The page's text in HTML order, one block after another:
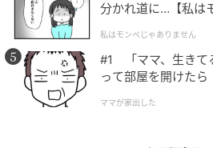
分かれ道に…【私は
私はモンペじゃありません
#1 「ママ、生きて
って部屋を開けたら
ママが家出した